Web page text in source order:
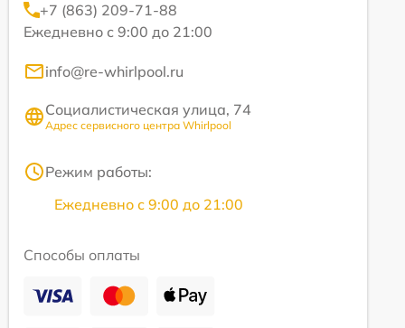
+7 (863) 209-71-88
Ежедневно с 9:00 до 21:00
info@re-whirlpool.ru
Социалистическая улица, 74
Адрес сервисного центра Whirlpool
Режим работы:
Ежедневно с 9:00 до 21:00
Способы оплаты